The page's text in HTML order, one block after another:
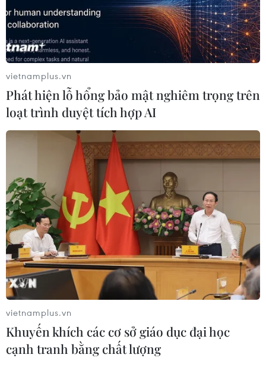
Ngành giáo dục đặt hàng loạt nhiệm vụ
trong năm học mới 2019-2020
14/08/2019 05:39
Trước thềm năm học mới, Bộ trưởng Bộ Giáo dục đặt ra
hàng loạt nhiệm vụ cho ngành như phát động phong
trào học tiếng Anh, giải quyết dứt điểm tình trạng giáo
viên hợp đồng, phê duyệt sách giáo khoa...
vietnamplus.vn
Phát hiện lỗ hổng bảo mật nghiêm trọng trên
loạt trình duyệt tích hợp AI
vietnamplus.vn
Khuyến khích các cơ sở giáo dục đại học
cạnh tranh bằng chất lượng